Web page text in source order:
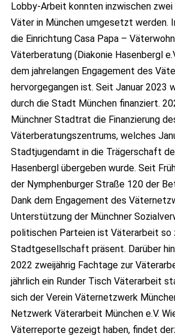
Lobby-Arbeit konnten inzwischen
Väter in München umgesetzt werden.
die Einrichtung Casa Papa –
Väterberatung (Diakonie Hasenbergl
dem jahrelangen Engagement des
hervorgegangen ist. Seit Januar 2023
durch die Stadt München finanziert.
Münchner Stadtrat die Finanzierung
Väterberatungszentrums, welches
Stadtjugendamt in die Trägerschaft
Hasenbergl übergeben wurde. Seit
der Nymphenburger Straße 120 der
Dank dem Engagement des
Unterstützung der Münchner
politischen Parteien ist Väterarbeit so
Stadtgesellschaft präsent. Darüber
2022 zweijährig Fachtage zur
jährlich ein Runder Tisch Väterarbeit
sich der Verein Väternetzwerk
Netzwerk Väterarbeit München e.V.
Väterreporte gezeigt haben, findet